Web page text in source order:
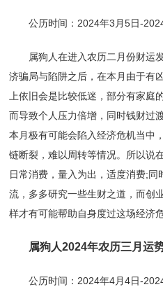
公历时间：2024年3月5日-
属狗人在进入农历二月份财运
济骗局与陷阱之后，在本月由于有
上依旧会是比较低迷，部分有家庭
而导致个人压力倍增，同时钱财过
本月极有可能会陷入经济危机当中
链断裂，难以周转等情况。所以说
日常消费，量入为出，适度消费;
流，多多研究一些生财之道，而创
样才有可能帮助自身度过这场经济
属狗人2024年农历三月运
公历时间：2024年4月4日-